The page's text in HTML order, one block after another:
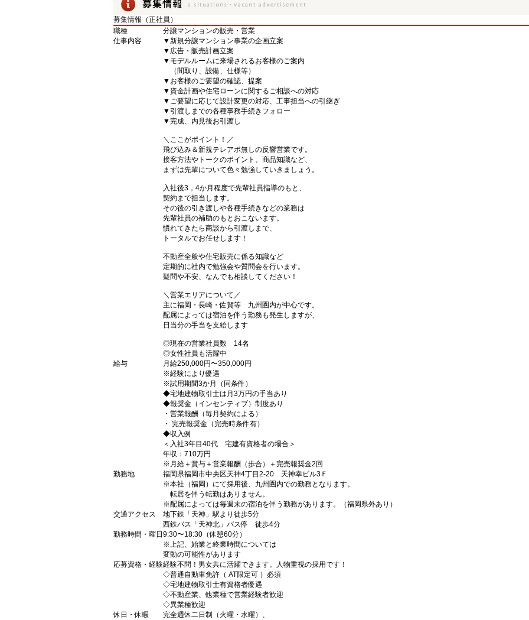
募集情報（正社員）
職種
分譲マンションの販売・営業
仕事内容
▼新規分譲マンション事業の企画立案
▼広告・販売計画立案
▼モデルルームに来場されるお客様のご案内
（間取り、設備、仕様等）
▼お客様のご要望の確認、提案
▼資金計画や住宅ローンに関するご相談への対応
▼ご要望に応じて設計変更の対応、工事担当への引継ぎ
▼引渡しまでの各種事務手続きフォロー
▼完成、内見後お引渡し
＼ここがポイント！／
飛び込み＆新規テレアポ無しの反響営業です。
接客方法やトークのポイント、商品知識など、
まずは先輩について色々勉強していきましょう。
入社後3，4か月程度で先輩社員指導のもと、
契約まで担当します。
その後の引き渡しや各種手続きなどの業務は
先輩社員の補助のもとおこないます。
慣れてきたら商談から引渡しまで、
トータルでお任せします！
不動産全般や住宅販売に係る知識など
定期的に社内で勉強会や質問会を行います。
疑問や不安、なんでも相談してください！
＼営業エリアについて／
主に福岡・長崎・佐賀等 九州圏内が中心です。
配属によっては宿泊を伴う勤務も発生しますが、
日当分の手当を支給します
◎現在の営業社員数 14名
◎女性社員も活躍中
給与
月給250,000円〜350,000円
※経験により優遇
※試用期間3か月（同条件）
◆宅地建物取引士は月3万円の手当あり
◆報奨金（インセンティブ）制度あり
・営業報酬（毎月契約による）
・ 完売報奨金（完売時条件有）
◆収入例
＜入社3年目40代 宅建有資格者の場合＞
年収：710万円
※月給＋賞与＋営業報酬（歩合）＋完売報奨金2回
勤務地
福岡県福岡市中央区天神4丁目2-20 天神幸ビル3Ｆ
※本社（福岡）にて採用後、九州圏内での勤務となります。
転居を伴う転勤はありません。
※配属によっては毎週末の宿泊を伴う勤務があります。（福岡県外あり）
交通アクセス
地下鉄「天神」駅より徒歩5分
西鉄バス「天神北」バス停 徒歩4分
勤務時間・曜日 9:30〜18:30（休憩60分）
※上記、始業と終業時間については
変動の可能性があります
応募資格・経験経験不問！男女共に活躍できます。人物重視の採用です！
◇普通自動車免許（ AT限定可 ）必須
◇宅地建物取引士有資格者優遇
◇不動産業、他業種で営業経験者歓迎
◇異業種歓迎
休日・休暇
完全週休二日制（火曜・水曜）、